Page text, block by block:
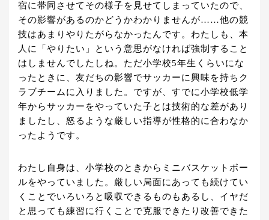
宿に帯同させてその様子を見せてしまっていたので、
その影響があるのかどうかわかりませんが……他の競
技はあまりやりたがらなかったんです。わたしも、本
人に「やりたい」という意思がなければ強制すること
はしませんでしたしね。ただ小学校5年生くらいにな
ったときに、友だちの影響でサッカーに興味を持ちク
ラブチームに入りました。ですが、すでに小学校低学
年からサッカーをやっていた子とは技術的な差があり
ましたし、怒るような厳しい指導が性格的に合わなか
ったようです。
わたし自身は、小学校のときからミニバスケットボー
ルをやっていました。厳しい局面にあっても続けてい
くことでいろいろと吸収できるものもあるし、イヤだ
と思っても練習に行くことで克服できたり改善できた